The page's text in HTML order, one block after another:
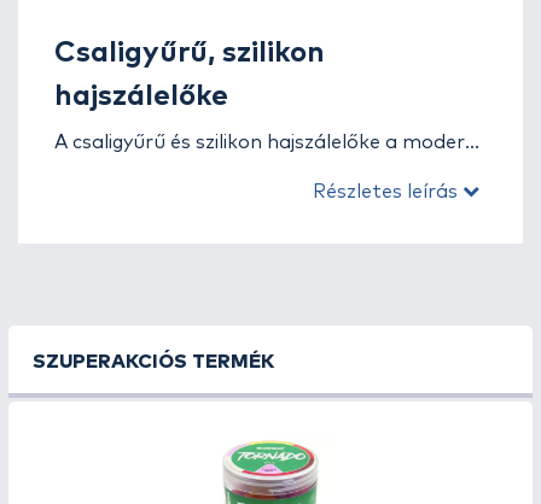
Csaligyűrű, szilikon
hajszálelőke
A csaligyűrű és szilikon hajszálelőke a modern
kellékei. Segítségükkel a csali
formában rögzítsd a hajszálelőkére – ezáltal
a hal kevésbé gyanakodik.
Ebben a kategóriában különböző méretű és
anyagú csaligyűrűket, illetve szilikon
Részletes leírás
SZUPERAKCIÓS TERMÉK